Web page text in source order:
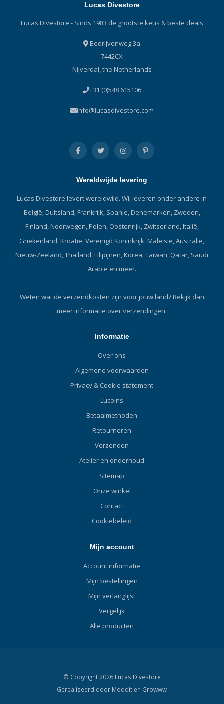
Lucas Divestore
Lucas Divestore - Sinds 1983 de grootste keus & beste deals
Bedrijvenweg 3a
7442CX
Nijverdal, the Netherlands
+31 (0)548 615106
info@lucasdivestore.com
Wereldwijde levering
Lucas Divestore levert wereldwijd. Wij leveren onder andere in
België, Duitsland, Frankrijk, Spanje, Denemarken, Zweden,
Finland, Noorwegen, Polen, Oostenrijk, Zwitserland, Italië,
Griekenland, Kroatië, Verenigd Koninkrijk, Maleisië, Australië,
Nieuw-Zeeland, Thailand, Filipijnen, Korea, Taiwan, Qatar, Saudi
Arabië en meer.
Weten wat de verzendkosten zijn voor jouw land?Bekijk dan
meer informatie over verzendingen.
Informatie
Over ons
Algemene voorwaarden
Privacy & Cookie statement
Lucoins
Betaalmethoden
Retourneren
Verzenden
Atelier en onderhoud
Sitemap
Onze winkel
Contact
Cookiebeleid
Mijn account
Account informatie
Mijn bestellingen
Mijn verlanglijst
Vergelijk
Alle producten
© Copyright 2026 Lucas Divestore
Gerealiseerd door Moddit en Growww